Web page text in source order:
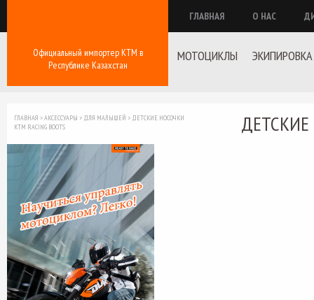
Официальный импортер КТМ в
Республике Казахстан
ГЛАВНАЯ О НАС
МОТОЦИКЛЫ ЭКИПИРОВКА
ГЛАВНАЯ >АКСЕССУАРЫ > ДЛЯ МАЛЫШЕЙ > ДЕТСКИЕ НОСОЧКИ
KTM RACING BOOTS
ДЕТСКИЕ